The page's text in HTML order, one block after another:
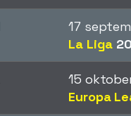
17
La Liga
15
Europa